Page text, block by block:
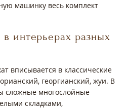
машинку весь комплект
интерьерах разных
вписывается в классические
георгианский, жуи. В
сложные многослойные
складками,